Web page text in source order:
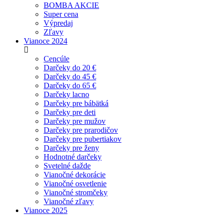
BOMBA AKCIE
Super cena
Výpredaj
Zľavy
Vianoce 2024
Cencúle
Darčeky do 20 €
Darčeky do 45 €
Darčeky do 65 €
Darčeky lacno
Darčeky pre bábätká
Darčeky pre deti
Darčeky pre mužov
Darčeky pre prarodičov
Darčeky pre pubertiakov
Darčeky pre ženy
Hodnotné darčeky
Svetelné dažde
Vianočné dekorácie
Vianočné osvetlenie
Vianočné stromčeky
Vianočné zľavy
Vianoce 2025